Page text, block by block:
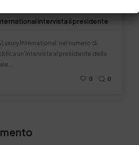
intervista il presidente
International, nel numero di
un’intervista al presidente della
0 0